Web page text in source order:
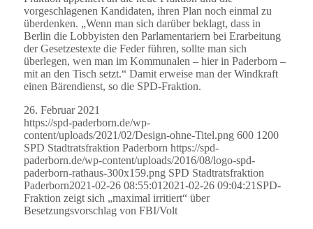
vorgeschlagenen Kandidaten, ihren Plan noch einmal zu
überdenken. „Wenn man sich darüber beklagt, dass in
Berlin die Lobbyisten den Parlamentariern bei Erarbeitung
der Gesetzestexte die Feder führen, sollte man sich
überlegen, wen man im Kommunalen – hier in Paderborn –
mit an den Tisch setzt.“ Damit erweise man der Windkraft
einen Bärendienst, so die SPD-Fraktion.
26. Februar 2021
https://spd-paderborn.de/wp-
content/uploads/2021/02/Design-ohne-Titel.png 600 1200
SPD Stadtratsfraktion Paderborn https://spd-
paderborn.de/wp-content/uploads/2016/08/logo-spd-
paderborn-rathaus-300x159.png SPD Stadtratsfraktion
Paderborn2021-02-26 08:55:01 2021-02-26 09:04:21 SPD-
Fraktion zeigt sich „maximal irritiert“ über
Besetzungsvorschlag von FBI/Volt